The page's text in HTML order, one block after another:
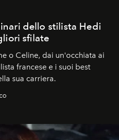
dello stilista Hedi
sfilate
o Celine, dai un'occhiata ai
francese e i suoi best
sua carriera.